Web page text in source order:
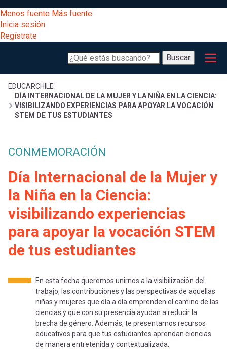
al
contenido
principal
[Educarchile
Escritorio]
Menú
entrar
a
mi
cuenta
Menos fuente Más fuente
Inicia sesión
Regístrate
Buscar
Buscar
Menú
principal
Desarrollo
Expand
Gestión
curricular
Expand
Expand
Expand
[Educarchile
Mobile]
Menú
entrar
Inicia
sesión
Regístrate
Sobrescribir
enlaces
de
ayuda
a
la
navegación
EDUCARCHILE
DÍA INTERNACIONAL DE LA MUJER Y LA NIÑA EN LA CIENCIA:
VISIBILIZANDO EXPERIENCIAS PARA APOYAR LA VOCACIÓN
STEM DE TUS ESTUDIANTES
CONMEMORACIÓN
Día Internacional de la Mujer y
la Niña en la Ciencia:
visibilizando experiencias
para apoyar la vocación STEM
de tus estudiantes
En esta fecha queremos unirnos a la visibilización del
trabajo, las contribuciones y las perspectivas de aquellas
niñas y mujeres que día a día emprenden el camino de las
ciencias y que con su presencia ayudan a reducir la
brecha de género. Además, te presentamos recursos
educativos para que tus estudiantes aprendan ciencias
de manera entretenida y contextualizada.